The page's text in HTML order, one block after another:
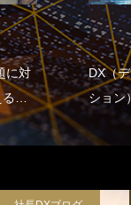
に対
る多
み
か。
に、
DX（
ション
全て